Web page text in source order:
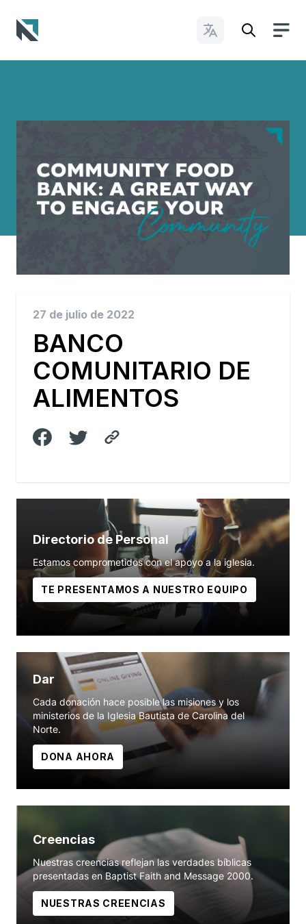
Cambiar idioma
27 de julio de 2022
BANCO
COMUNITARIO DE
ALIMENTOS
Directorio de Personal
Estamos comprometidos con el apoyo a la iglesia.
TE PRESENTAMOS A NUESTRO EQUIPO
Dar
Cada donación hace posible las misiones y los
ministerios de la Iglesia Bautista de Carolina del
Norte.
DONA AHORA
Creencias
Nuestras creencias reflejan las verdades bíblicas
presentadas en Baptist Faith and Message 2000.
NUESTRAS CREENCIAS